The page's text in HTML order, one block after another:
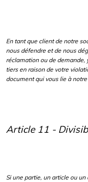
En tant que client de notre
nous défendre et de nous
réclamation ou de demande,
tiers en raison de votre
document qui vous lie à
Article 11 -
Si une partie, un article ou